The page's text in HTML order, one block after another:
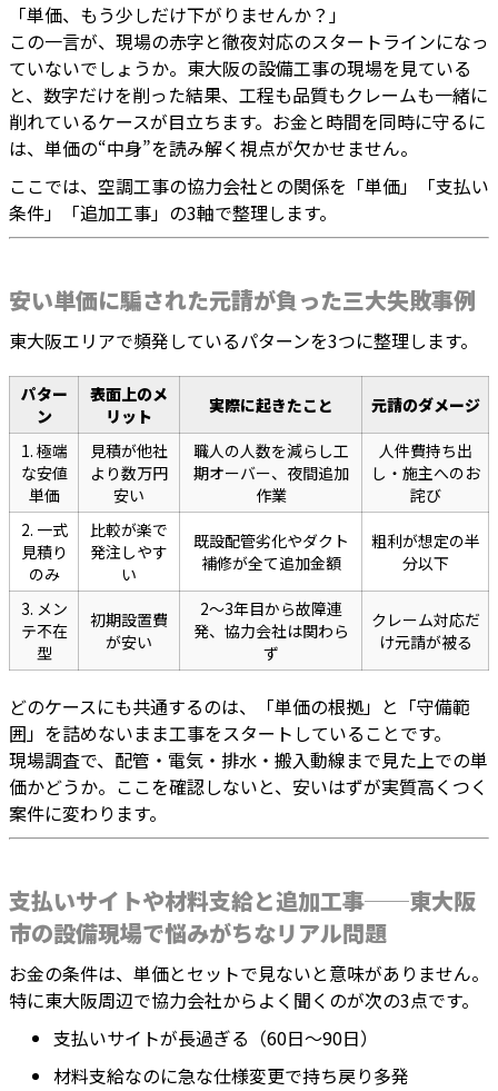
「単価、もう少しだけ下がりませんか？」
この一言が、現場の赤字と徹夜対応のスタートラインになっ
ていないでしょうか。東大阪の設備工事の現場を見ている
と、数字だけを削った結果、工程も品質もクレームも一緒に
削れているケースが目立ちます。お金と時間を同時に守るに
は、単価の“中身”を読み解く視点が欠かせません。
ここでは、空調工事の協力会社との関係を「単価」「支払い
条件」「追加工事」の3軸で整理します。
安い単価に騙された元請が負った三大失敗事例
東大阪エリアで頻発しているパターンを3つに整理します。
パター
ン
表面上のメ
リット
実際に起きたこと 元請のダメージ
1. 極端
な安値
単価
見積が他社
より数万円
安い
職人の人数を減らし工
期オーバー、夜間追加
作業
人件費持ち出
し・施主へのお
詫び
2. 一式
見積り
のみ
比較が楽で
発注しやす
い
既設配管劣化やダクト
補修が全て追加金額
粗利が想定の半
分以下
3. メン
テ不在
型
初期設置費
が安い
2〜3年目から故障連
発、協力会社は関わら
ず
クレーム対応だ
け元請が被る
どのケースにも共通するのは、「単価の根拠」と「守備範
囲」を詰めないまま工事をスタートしていることです。
現場調査で、配管・電気・排水・搬入動線まで見た上での単
価かどうか。ここを確認しないと、安いはずが実質高くつく
案件に変わります。
支払いサイトや材料支給と追加工事──東大阪
市の設備現場で悩みがちなリアル問題
お金の条件は、単価とセットで見ないと意味がありません。
特に東大阪周辺で協力会社からよく聞くのが次の3点です。
支払いサイトが長過ぎる（60日〜90日）
材料支給なのに急な仕様変更で持ち戻り多発